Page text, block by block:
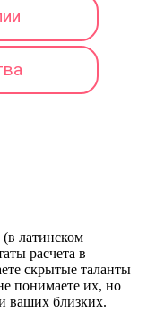
(в латинском
расчета в
скрытые таланты
понимаете их, но
и ваших близких.